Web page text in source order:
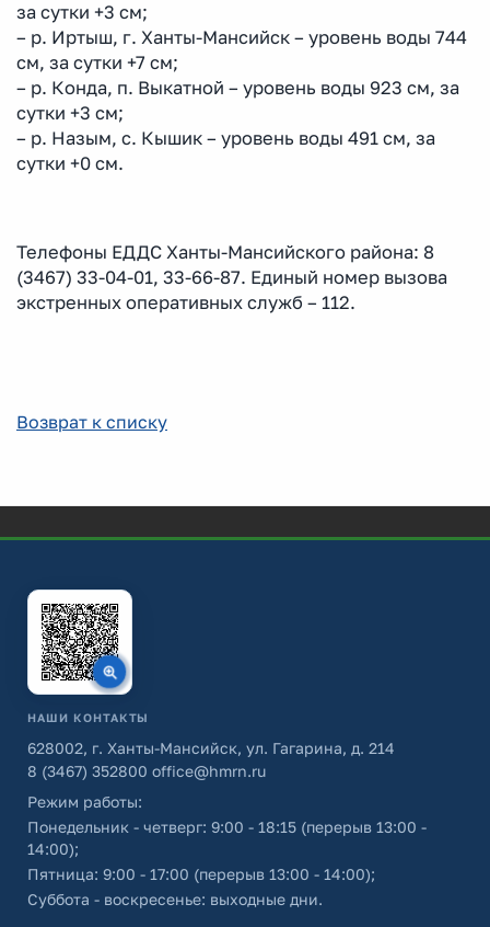
за сутки +3 см;
– р. Иртыш, г. Ханты-Мансийск – уровень воды 744
см, за сутки +7 см;
– р. Конда, п. Выкатной – уровень воды 923 см, за
сутки +3 см;
– р. Назым, с. Кышик – уровень воды 491 см, за
сутки +0 см.
Телефоны ЕДДС Ханты-Мансийского района: 8
(3467) 33-04-01, 33-66-87. Единый номер вызова
экстренных оперативных служб – 112.
Возврат к списку
НАШИ КОНТАКТЫ
628002, г. Ханты-Мансийск, ул. Гагарина, д. 214
8 (3467) 352800 office@hmrn.ru
Режим работы:
Понедельник - четверг: 9:00 - 18:15 (перерыв 13:00 -
14:00);
Пятница: 9:00 - 17:00 (перерыв 13:00 - 14:00);
Суббота - воскресенье: выходные дни.